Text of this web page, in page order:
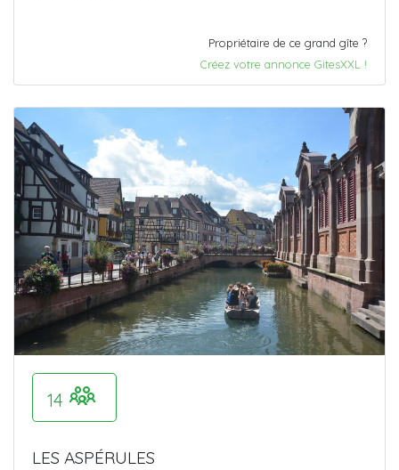
Propriétaire de ce grand gîte ?
Créez votre annonce GitesXXL !
14
LES ASPÉRULES